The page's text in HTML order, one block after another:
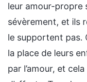
leur amour-propre
sévèrement, et ils
le supportent pas.
la place de leurs
par l’amour, et